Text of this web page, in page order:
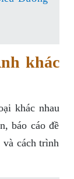
khác
khác nhau
báo cáo đề
cách trình